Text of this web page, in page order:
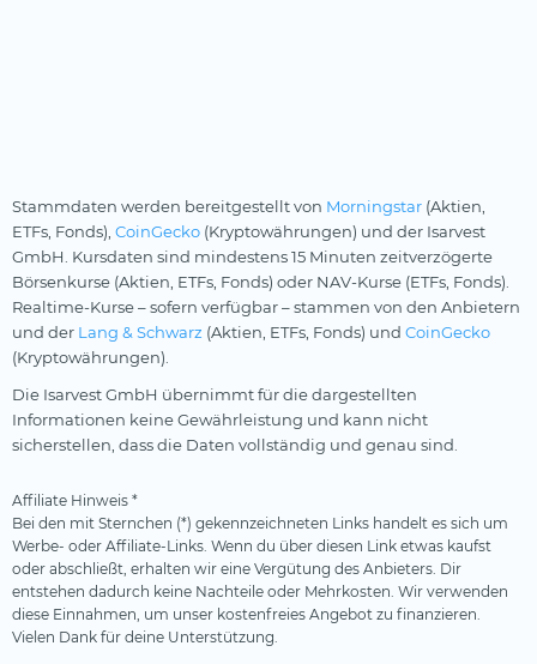
Stammdaten werden bereitgestellt von Morningstar (Aktien,
ETFs, Fonds), CoinGecko (Kryptowährungen) und der Isarvest
GmbH. Kursdaten sind mindestens 15 Minuten zeitverzögerte
Börsenkurse (Aktien, ETFs, Fonds) oder NAV-Kurse (ETFs, Fonds).
Realtime-Kurse – sofern verfügbar – stammen von den Anbietern
und der Lang & Schwarz (Aktien, ETFs, Fonds) und CoinGecko
(Kryptowährungen).
Die Isarvest GmbH übernimmt für die dargestellten
Informationen keine Gewährleistung und kann nicht
sicherstellen, dass die Daten vollständig und genau sind.
Affiliate Hinweis *
Bei den mit Sternchen (*) gekennzeichneten Links handelt es sich um
Werbe- oder Affiliate-Links. Wenn du über diesen Link etwas kaufst
oder abschließt, erhalten wir eine Vergütung des Anbieters. Dir
entstehen dadurch keine Nachteile oder Mehrkosten. Wir verwenden
diese Einnahmen, um unser kostenfreies Angebot zu finanzieren.
Vielen Dank für deine Unterstützung.